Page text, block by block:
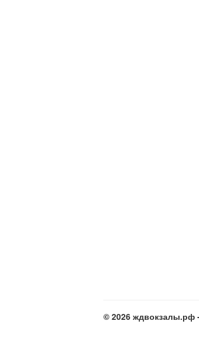
© 2026 ждвокзалы.рф